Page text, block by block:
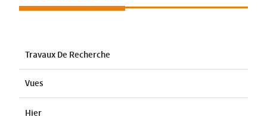
Travaux De Recherche
Vues
Hier